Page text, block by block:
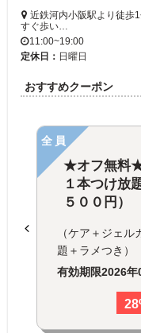
近鉄河内小阪駅より徒歩
すぐ歩い…
11:00~19:00
定休日： 日曜日
おすすめクーポン
全員
★オフ無料★
１本つけ放
５００円）
（ケア＋ジェ
題＋ラメつき）
有効期限2026年